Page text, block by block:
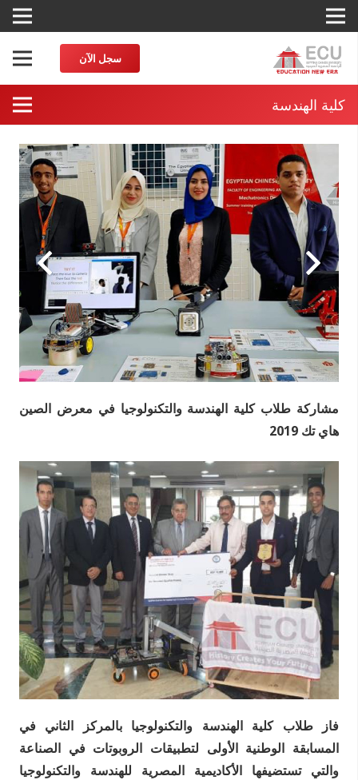
سجل الآن
كلية الهندسة
مشاركة طلاب كلية الهندسة والتكنولوجيا في معرض الصين
هاي تك 2019
فاز طلاب كلية الهندسة والتكنولوجيا بالمركز الثاني في
المسابقة الوطنية الأولى لتطبيقات الروبوتات في الصناعة
والتي تستضيفها الأكاديمية المصرية للهندسة والتكنولوجيا